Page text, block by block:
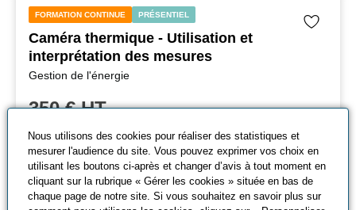
FORMATION CONTINUE PRÉSENTIEL
Caméra thermique - Utilisation et
interprétation des mesures
Gestion de l'énergie
350€ HT
Disponible sur plusieurs centres
1 jour / 7 heures
Demander un devis
Nous utilisons des cookies pour réaliser des statistiques et
mesurer l'audience du site. Vous pouvez exprimer vos choix en
utilisant les boutons ci-après et changer d’avis à tout moment en
cliquant sur la rubrique « Gérer les cookies » située en bas de
chaque page de notre site. Si vous souhaitez en savoir plus sur